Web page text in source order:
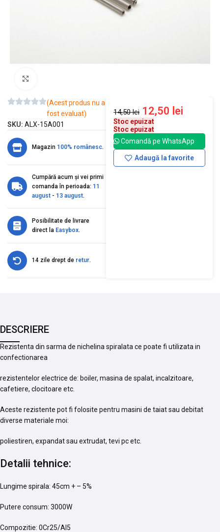
(Acest produs nu a
fost evaluat)
SKU: ALX-15A001
Magazin 100% românesc.
Cumpără acum și vei primi
comanda în perioada: 11
august - 13 august.
Posibilitate de livrare
direct la Easybox.
14 zile drept de retur.
14,50lei 12,50 lei
Stoc epuizat
Stoc epuizat
Comandă pe WhatsApp
Adaugă la favorite
DESCRIERE
Rezistenta din sarma de nichelina spiralata ce poate fi utilizata in
confectionarea
rezistentelor electrice de: boiler, masina de spalat, incalzitoare,
cafetiere, clocitoare etc.
Aceste rezistente pot fi folosite pentru masini de taiat sau debitat
diverse materiale moi:
poliestiren, expandat sau extrudat, tevi pc etc.
Detalii tehnice:
Lungime spirala: 45cm + – 5%
Putere consum: 3000W
Compozitie: 0Cr25/Al5